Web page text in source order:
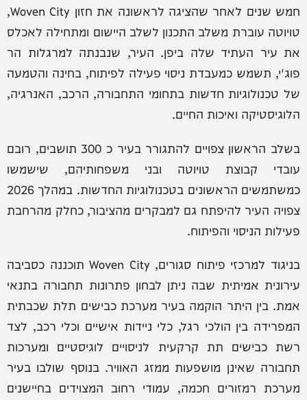
חמש שנים לאחר שהציגה לראשונה את חזון Woven City,
טויוטה עוברת משלב התכנון לשלב היישום ומתחילה לאכלס
את עיר העתיד שלה ביפן. העיר, שנבנתה למרגלות הר
פוג'י, תשמש כמעבדת ניסוי פעילה לפיתוח, בחינה והטמעה
של טכנולוגיות חדשות בתחומי התחבורה, הרכב, האנרגיה,
הלוגיסטיקה ואיכות החיים.
בשלב הראשון צפויים להתגורר בעיר כ 300 תושבים, רובם
עובדי קבוצת טויוטה ובני משפחותיהם, שישמשו
כמשתמשים הראשונים בטכנולוגיות החדשות. במהלך 2026
צפויה העיר להיפתח גם למבקרים מהציבור, כחלק מהרחבת
פעילות הניסוי והפיתוח.
בניגוד למרכזי פיתוח סגורים, Woven City תוכננה כסביבה
עירונית אמיתית שבה ניתן לבחון פתרונות תחבורה בתנאי
אמת. בין היתר הוקמה בעיר מערכת כבישים תלת שכבתית
המפרידה בין הולכי רגל, כלי ניידות אישיים וכלי רכב, לצד
רשת כבישים תת קרקעית לניסויים לוגיסטיים ומערכות
תחבורה שאינן מושפעות ממזג האוויר. בנוסף שולבו בעיר
מערכת רמזורים חכמה, עמודי רחוב המצוידים בחיישנים